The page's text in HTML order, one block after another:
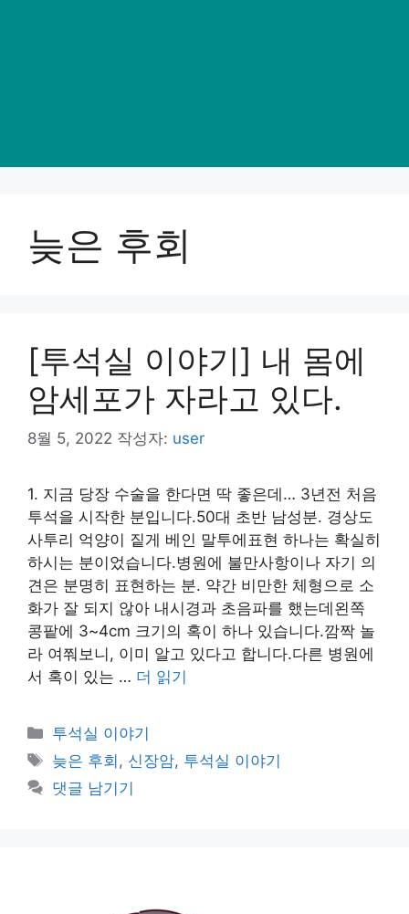
늦은 후회
[투석실 이야기] 내 몸에
암세포가 자라고 있다.
8월 5, 2022 작성자: user
1. 지금 당장 수술을 한다면 딱 좋은데… 3년전 처음
투석을 시작한 분입니다.50대 초반 남성분. 경상도
사투리 억양이 짙게 베인 말투에표현 하나는 확실히
하시는 분이었습니다.병원에 불만사항이나 자기 의
견은 분명히 표현하는 분. 약간 비만한 체형으로 소
화가 잘 되지 않아 내시경과 초음파를 했는데왼쪽
콩팥에 3~4cm 크기의 혹이 하나 있습니다.깜짝 놀
라 여쭤보니, 이미 알고 있다고 합니다.다른 병원에
서 혹이 있는 … 더 읽기
카
테
리
투석실 이야기
태
그
늦은 후회 , 신장암, 투석실 이야기
댓글 남기기